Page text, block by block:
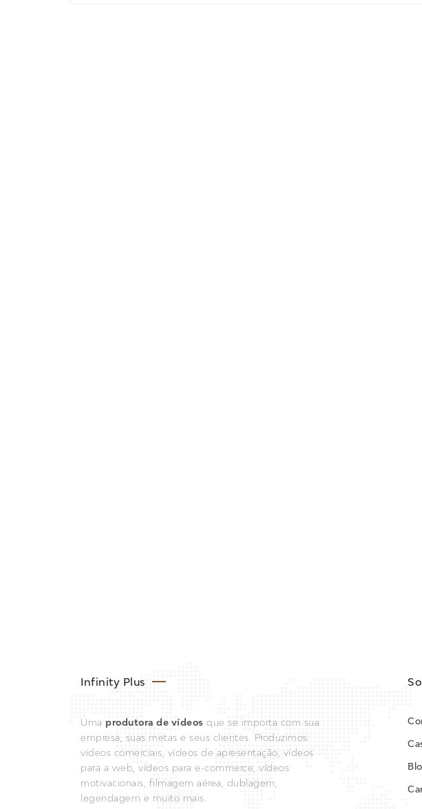
Infinity Plus
Uma produtora de vídeos que se importa com sua
empresa, suas metas e seus clientes. Produzimos:
vídeos comerciais, vídeos de apresentação, vídeos
para a web, vídeos para e-commerce, vídeos
motivacionais, filmagem aérea, dublagem,
legendagem e muito mais.